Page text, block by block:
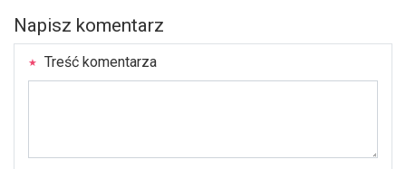
Napisz komentarz
Treść komentarza